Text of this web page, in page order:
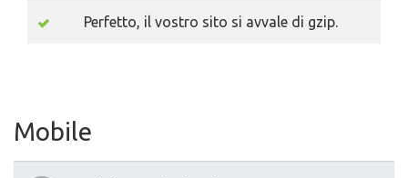
Perfetto, il vostro sito si avvale di gzip.
Mobile